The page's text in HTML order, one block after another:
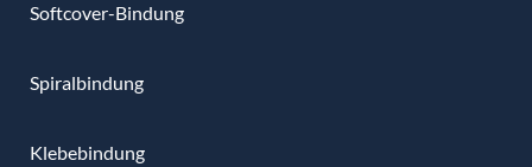
Softcover-Bindung
Spiralbindung
Klebebindung